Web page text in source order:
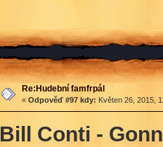
Re:Hudební famfrpál
« Odpověď #97 kdy: Květen 26, 2015,
Bill Conti -